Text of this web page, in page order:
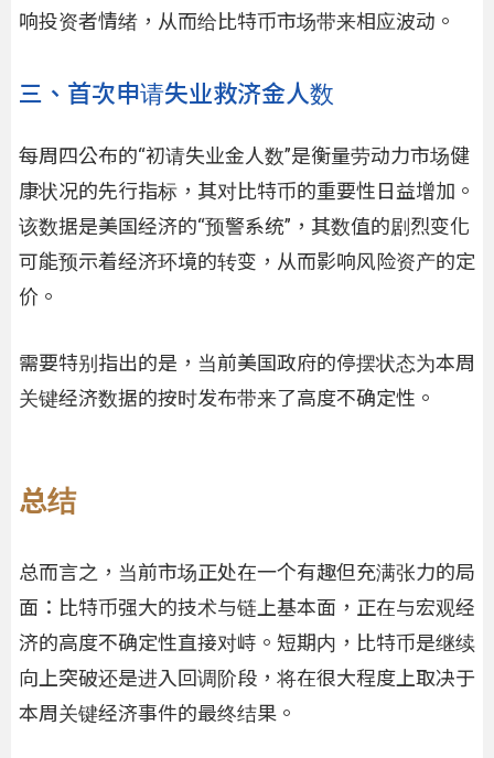
响投资者情绪，从而给比特币市场带来相应波动。
三、首次申请失业救济金人数
每周四公布的“初请失业金人数”是衡量劳动力市场健
康状况的先行指标，其对比特币的重要性日益增加。
该数据是美国经济的“预警系统”，其数值的剧烈变化
可能预示着经济环境的转变，从而影响风险资产的定
价。
需要特别指出的是，当前美国政府的停摆状态为本周
关键经济数据的按时发布带来了高度不确定性。
总结
总而言之，当前市场正处在一个有趣但充满张力的局
面：比特币强大的技术与链上基本面，正在与宏观经
济的高度不确定性直接对峙。短期内，比特币是继续
向上突破还是进入回调阶段，将在很大程度上取决于
本周关键经济事件的最终结果。